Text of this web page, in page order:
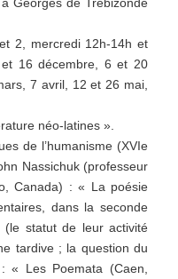
Georges de Trébizonde
2, mercredi 12h-14h et
16 décembre, 6 et 20
7 avril, 12 et 26 mai,
néo-latines ».
de l’humanisme (XVIe
Nassichuk (professeur
Canada) : « La poésie
dans la seconde
(le statut de leur activité
tardive ; la question du
« Les Poemata (Caen,